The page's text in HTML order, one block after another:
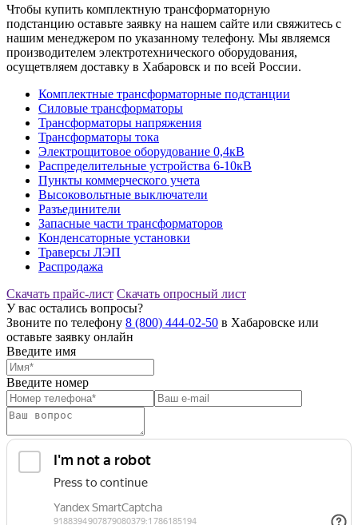
Чтобы купить комплектную трансформаторную
подстанцию оставьте заявку на нашем сайте или свяжитесь с
нашим менеджером по указанному телефону. Мы являемся
производителем электротехнического оборудования,
осущетвляем доставку в Хабаровск и по всей России.
Комплектные трансформаторные подстанции
Силовые трансформаторы
Трансформаторы напряжения
Трансформаторы тока
Электрощитовое оборудование 0,4кВ
Распределительные устройства 6-10кВ
Пункты коммерческого учета
Высоковольтные выключатели
Разъединители
Запасные части трансформаторов
Конденсаторные установки
Траверсы ЛЭП
Распродажа
Скачать прайс-лист Скачать опросный лист
У вас остались вопросы?
Звоните по телефону 8 (800) 444-02-50 в Хабаровске или
оставьте заявку онлайн
Введите имя
Введите номер